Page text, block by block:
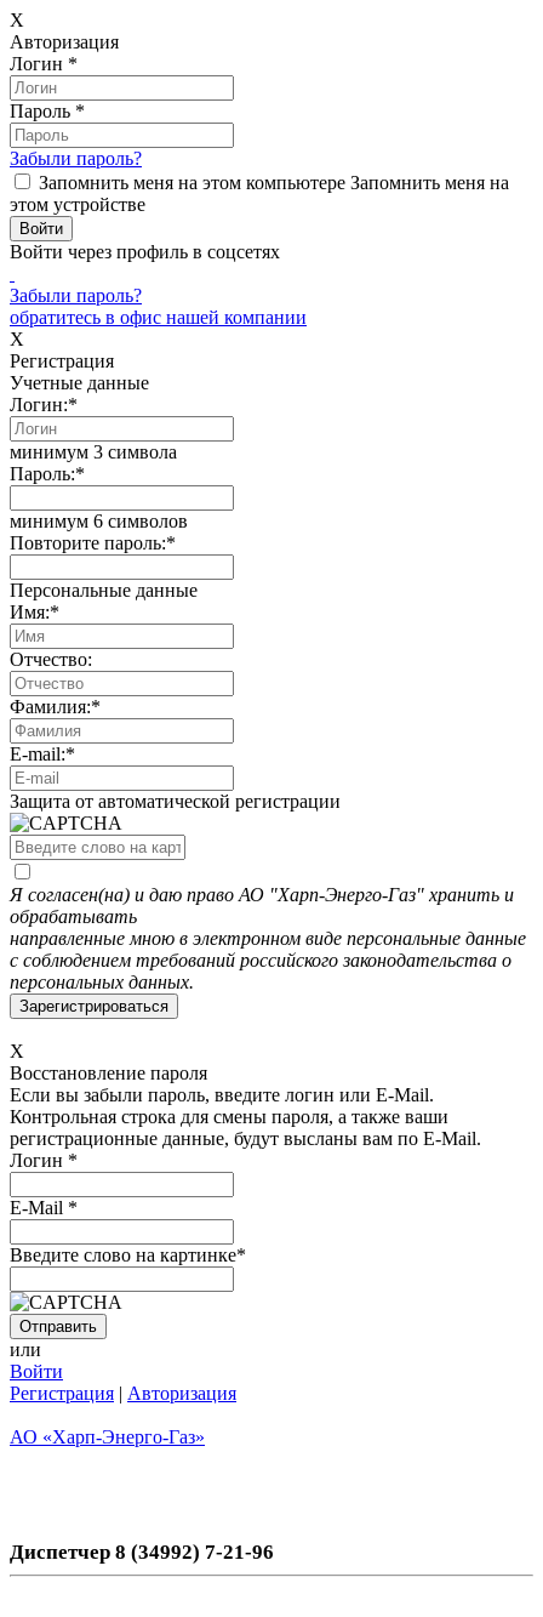
X
Авторизация
Логин *
Пароль *
Забыли пароль?
Запомнить меня на этом компьютере Запомнить меня на
этом устройстве
Войти через профиль в соцсетях
Забыли пароль?
обратитесь в офис нашей компании
X
Регистрация
Учетные данные
Логин:*
минимум 3 символа
Пароль:*
минимум 6 символов
Повторите пароль:*
Персональные данные
Имя:*
Отчество:
Фамилия:*
E-mail:*
Защита от автоматической регистрации
Я согласен(на) и даю право АО "Харп-Энерго-Газ" хранить и
обрабатывать
направленные мною в электронном виде персональные данные
с соблюдением требований российского законодательства о
персональных данных.
X
Восстановление пароля
Если вы забыли пароль, введите логин или E-Mail.
Контрольная строка для смены пароля, а также ваши
регистрационные данные, будут высланы вам по E-Mail.
Логин *
E-Mail *
Введите слово на картинке*
или
Войти
Регистрация | Авторизация
АО «Харп-Энерго-Газ»
Диспетчер 8 (34992) 7-21-96